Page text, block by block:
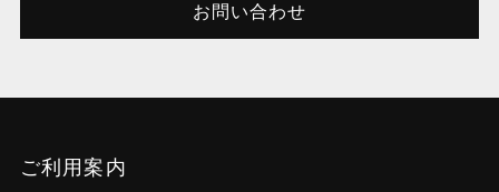
お問い合わせ
ご利用案内